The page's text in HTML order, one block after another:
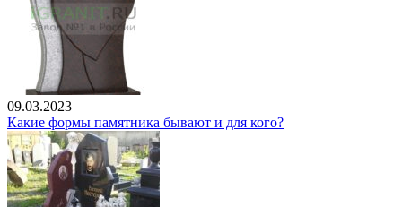
09.03.2023
Какие формы памятника бывают и для кого?